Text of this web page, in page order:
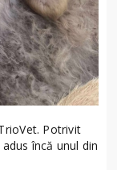
Potrivit
încă unul din